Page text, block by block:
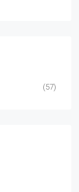
(57)